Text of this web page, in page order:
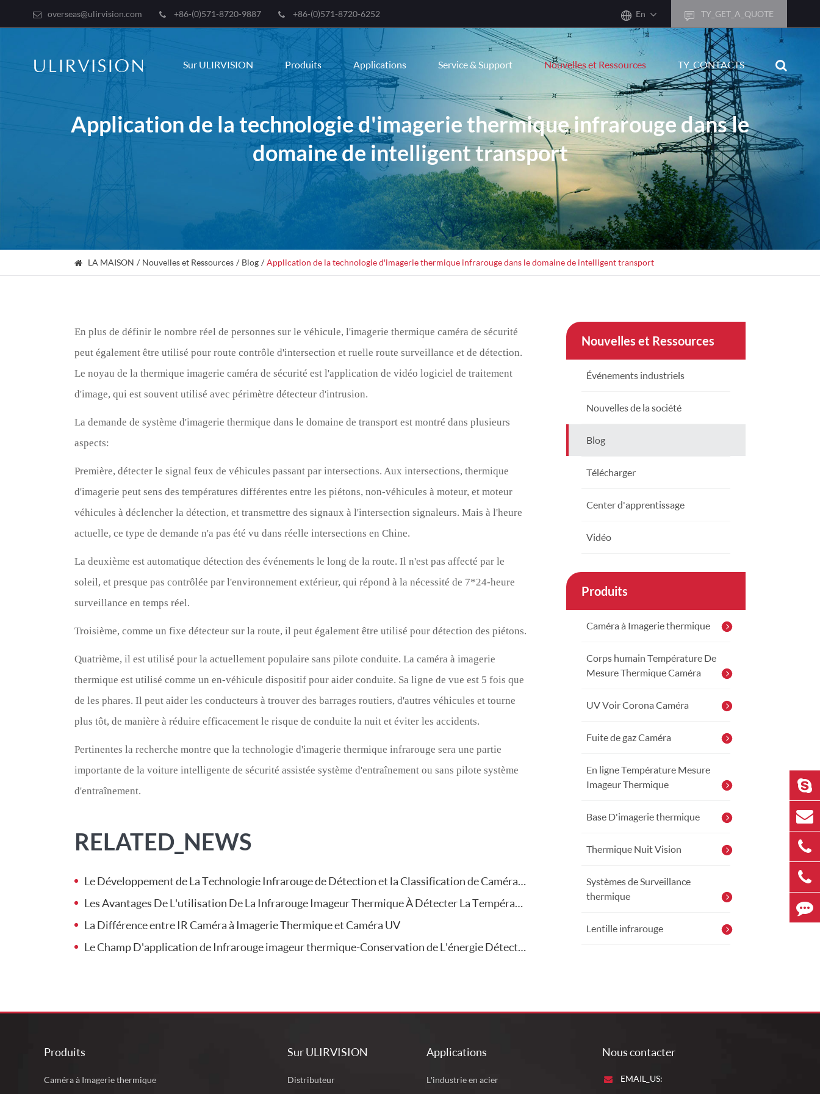
overseas@ulirvision.com +86-(0)571-8720-9887 +86-(0)571-8720-6252 En
English
한국어
français
Deutsch
Español
русский
português
العربية
TY_GET_A_QUOTE
Sur ULIRVISION Produits Applications Service & Support Nouvelles et Ressources TY_CONTACTS
Application de la technologie d'imagerie thermique infrarouge dans le
domaine de intelligent transport
LA MAISON Nouvelles et Ressources Blog Application de la technologie d'imagerie thermique infrarouge dans le domaine de intelligent transport
En plus de définir le nombre réel de personnes sur le véhicule, l'imagerie thermique caméra de sécurité
peut également être utilisé pour route contrôle d'intersection et ruelle route surveillance et de détection.
Le noyau de la thermique imagerie caméra de sécurité est l'application de vidéo logiciel de traitement
d'image, qui est souvent utilisé avec périmètre détecteur d'intrusion.
La demande de système d'imagerie thermique dans le domaine de transport est montré dans plusieurs
aspects:
Première, détecter le signal feux de véhicules passant par intersections. Aux intersections, thermique
d'imagerie peut sens des températures différentes entre les piétons, non-véhicules à moteur, et moteur
véhicules à déclencher la détection, et transmettre des signaux à l'intersection signaleurs. Mais à l'heure
actuelle, ce type de demande n'a pas été vu dans réelle intersections en Chine.
La deuxième est automatique détection des événements le long de la route. Il n'est pas affecté par le
soleil, et presque pas contrôlée par l'environnement extérieur, qui répond à la nécessité de 7*24-heure
surveillance en temps réel.
Troisième, comme un fixe détecteur sur la route, il peut également être utilisé pour détection des piétons.
Quatrième, il est utilisé pour la actuellement populaire sans pilote conduite. La caméra à imagerie
thermique est utilisé comme un en-véhicule dispositif pour aider conduite. Sa ligne de vue est 5 fois que
de les phares. Il peut aider les conducteurs à trouver des barrages routiers, d'autres véhicules et tourne
plus tôt, de manière à réduire efficacement le risque de conduite la nuit et éviter les accidents.
Pertinentes la recherche montre que la technologie d'imagerie thermique infrarouge sera une partie
importante de la voiture intelligente de sécurité assistée système d'entraînement ou sans pilote système
d'entraînement.
RELATED_NEWS
Le Développement de La Technologie Infrarouge de Détection et la Classification de Caméras D'imagerie Thermique Infrarouge
Les Avantages De L'utilisation De La Infrarouge Imageur Thermique À Détecter La Température Du Corps Humain
La Différence entre IR Caméra à Imagerie Thermique et Caméra UV
Le Champ D'application de Infrarouge imageur thermique-Conservation de L'énergie Détection Pour La Construction
Nouvelles et Ressources
Événements industriels
Nouvelles de la société
Blog
Télécharger
Center d'apprentissage
Vidéo
Produits
Caméra à Imagerie thermique
Corps humain Température De
Mesure Thermique Caméra
UV Voir Corona Caméra
Fuite de gaz Caméra
En ligne Température Mesure
Imageur Thermique
Base D'imagerie thermique
Thermique Nuit Vision
Systèmes de Surveillance
thermique
Lentille infrarouge
Produits
Caméra à Imagerie thermique
Sur ULIRVISION
Distributeur
Applications
L'industrie en acier
Nous contacter
EMAIL_US: